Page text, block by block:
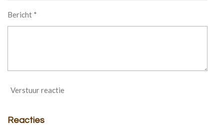
Bericht *
Verstuur reactie
Reacties